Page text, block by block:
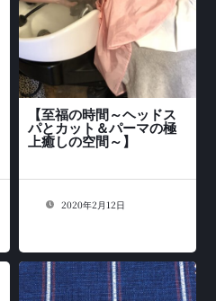
【至福の時間～ヘッドス
パとカット＆パーマの極
上癒しの空間～】
2020年2月12日